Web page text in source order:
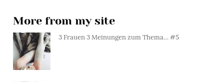
More from my site
3 Frauen 3 Meinungen zum Thema… #5